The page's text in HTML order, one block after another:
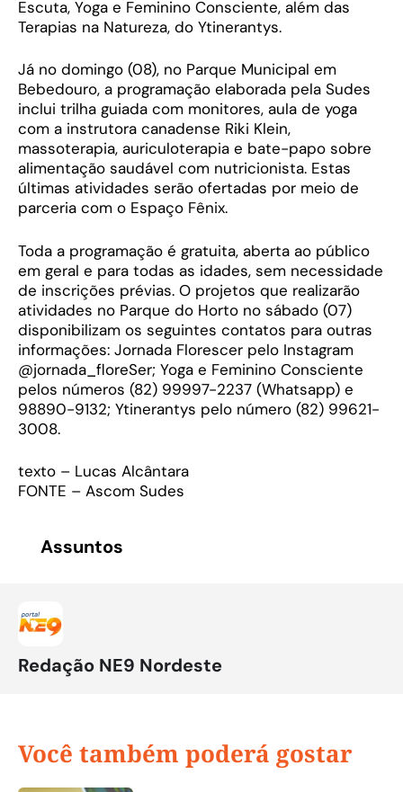
Escuta, Yoga e Feminino Consciente, além das
Terapias na Natureza, do Ytinerantys.
Já no domingo (08), no Parque Municipal em
Bebedouro, a programação elaborada pela Sudes
inclui trilha guiada com monitores, aula de yoga
com a instrutora canadense Riki Klein,
massoterapia, auriculoterapia e bate-papo sobre
alimentação saudável com nutricionista. Estas
últimas atividades serão ofertadas por meio de
parceria com o Espaço Fênix.
Toda a programação é gratuita, aberta ao público
em geral e para todas as idades, sem necessidade
de inscrições prévias. O projetos que realizarão
atividades no Parque do Horto no sábado (07)
disponibilizam os seguintes contatos para outras
informações: Jornada Florescer pelo Instagram
@jornada_floreSer; Yoga e Feminino Consciente
pelos números (82) 99997-2237 (Whatsapp) e
98890-9132; Ytinerantys pelo número (82) 99621-
3008.
texto – Lucas Alcântara
FONTE – Ascom Sudes
Assuntos
Redação NE9 Nordeste
Você também poderá gostar